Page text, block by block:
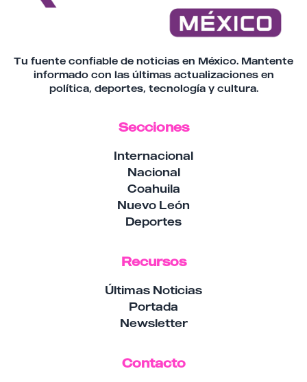
Tu fuente confiable de noticias en México. Mantente
informado con las últimas actualizaciones en
política, deportes, tecnología y cultura.
Secciones
Internacional
Nacional
Coahuila
Nuevo León
Deportes
Recursos
Últimas Noticias
Portada
Newsletter
Contacto